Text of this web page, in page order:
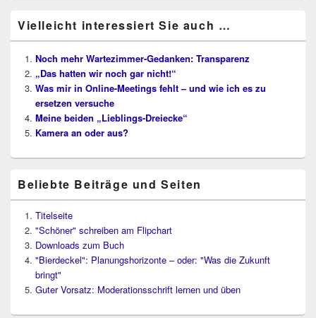
Vielleicht interessiert Sie auch …
Noch mehr Wartezimmer-Gedanken: Transparenz
„Das hatten wir noch gar nicht!“
Was mir in Online-Meetings fehlt – und wie ich es zu
ersetzen versuche
Meine beiden „Lieblings-Dreiecke“
Kamera an oder aus?
Beliebte Beiträge und Seiten
Titelseite
"Schöner" schreiben am Flipchart
Downloads zum Buch
"Bierdeckel": Planungshorizonte – oder: "Was die Zukunft
bringt"
Guter Vorsatz: Moderationsschrift lernen und üben